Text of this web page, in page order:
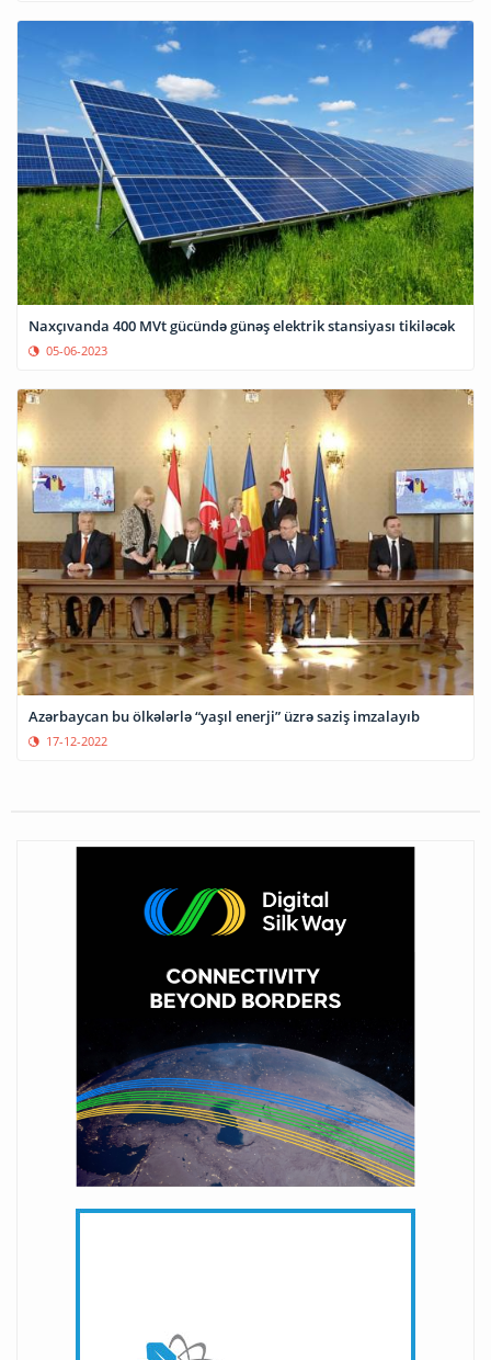
Naxçıvanda 400 MVt gücündə günəş elektrik stansiyası tikiləcək
05-06-2023
Azərbaycan bu ölkələrlə “yaşıl enerji” üzrə saziş imzalayıb
17-12-2022